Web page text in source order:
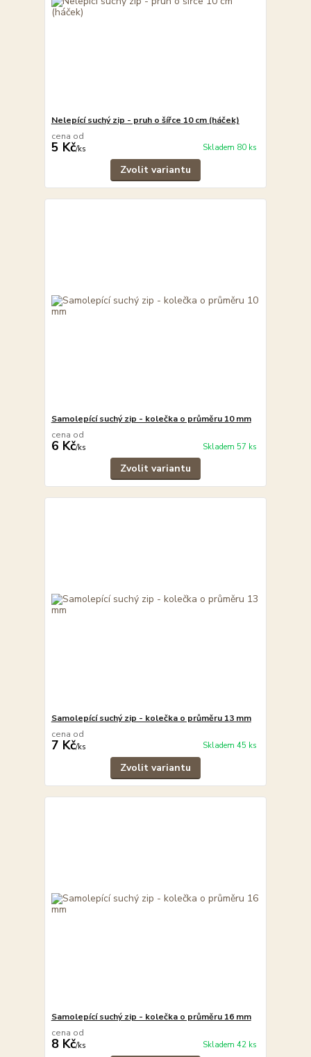
Nelepící suchý zip - pruh o šířce 10 cm (háček)
cena od
5 Kč/ks Skladem 80 ks
Zvolit variantu
Samolepící suchý zip - kolečka o průměru 10 mm
cena od
6 Kč/ks Skladem 57 ks
Zvolit variantu
Samolepící suchý zip - kolečka o průměru 13 mm
cena od
7 Kč/ks Skladem 45 ks
Zvolit variantu
Samolepící suchý zip - kolečka o průměru 16 mm
cena od
8 Kč/ks Skladem 42 ks